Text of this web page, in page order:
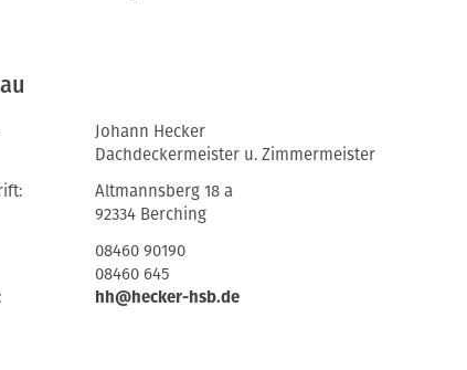
Johann Hecker
Dachdeckermeister u. Zimmermeister
Altmannsberg 18 a
92334 Berching
08460 90190
08460 645
hh@hecker-hsb.de